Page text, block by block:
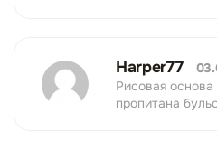
Harper77
Рисовая
пропитана